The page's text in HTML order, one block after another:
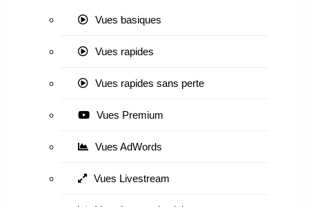
Vues basiques
Vues rapides
Vues rapides sans perte
Vues Premium
Vues AdWords
Vues Livestream